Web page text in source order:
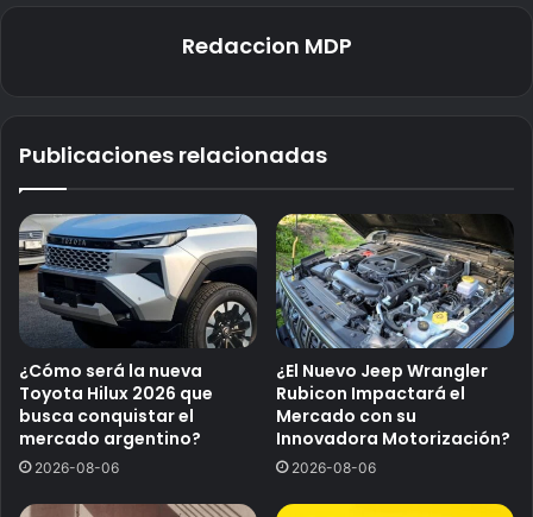
Redaccion MDP
Publicaciones relacionadas
¿Cómo será la nueva
Toyota Hilux 2026 que
busca conquistar el
mercado argentino?
2026-08-06
¿El Nuevo Jeep Wrangler
Rubicon Impactará el
Mercado con su
Innovadora Motorización?
2026-08-06